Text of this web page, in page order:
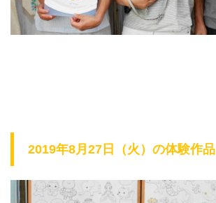
2019年8月27日（火）の体験作品